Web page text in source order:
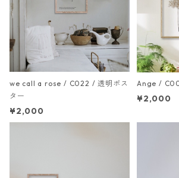
we call a rose / C022 / 透明ポス
ター
¥2,000
Ange /
¥2,000